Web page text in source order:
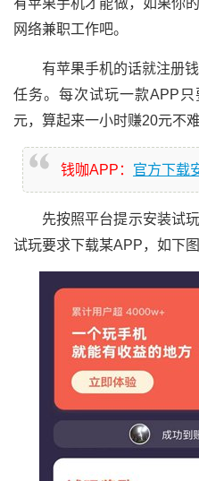
网络兼职工作吧。
有苹果手机的话就注册
任务。每次试玩一款APP
元，算起来一小时赚20元不难
钱咖APP： 官方下载
先按照平台提示安装试
试玩要求下载某APP，如下图